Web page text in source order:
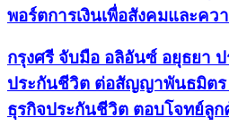
พอร์ตการเงินเพื่อสังคมและคว
กรุงศรี จับมือ อลิอันซ์ อยุธยา
ประกันชีวิต ต่อสัญญาพันธมิตร
ธุรกิจประกันชีวิต ตอบโจทย์ลูก